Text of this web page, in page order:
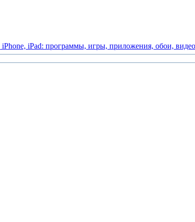
iPhone, iPad: программы, игры, приложения, обои, видео